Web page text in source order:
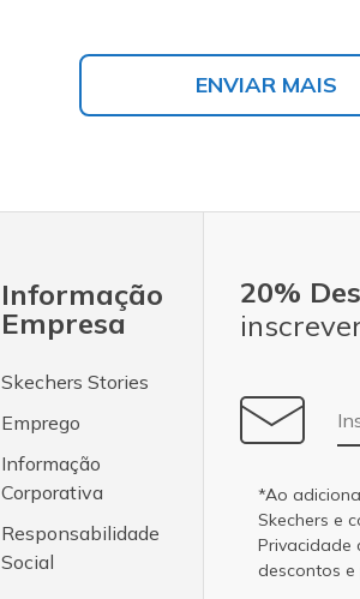
ENVIAR MAIS
Informação
Empresa
Skechers Stories
Emprego
Informação
Corporativa
Responsabilidade
Social
20%
*Ao
Skechers e
Privacidade
descontos e